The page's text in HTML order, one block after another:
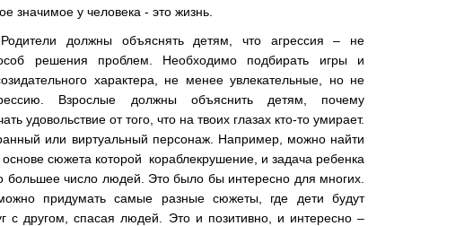
значимое у человека - это жизнь.
должны объяснять детям, что агрессия – не
решения проблем. Необходимо подбирать игры и
характера, не менее увлекательные, но не
Взрослые должны объяснить детям, почему
удовольствие от того, что на твоих глазах кто-то умирает.
или виртуальный персонаж. Например, можно найти
сюжета которой
кораблекрушение, и задача ребенка
большее число людей. Это было бы интересно для многих.
придумать самые разные сюжеты, где дети будут
с другом, спасая людей. Это и позитивно, и интересно –